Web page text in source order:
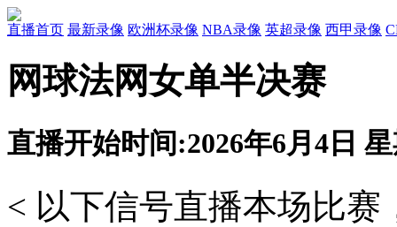
直播首页 最新录像 欧洲杯录像 NBA录像 英超录像 西甲录像
网球法网女单半决赛
直播开始时间:2026年6月4日
< 以下信号直播本场比